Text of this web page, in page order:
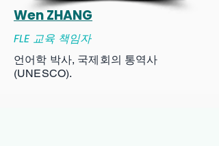
Wen ZHANG
FLE 교육 책임자
언어학 박사, 국제회의 통역사
(UNESCO).